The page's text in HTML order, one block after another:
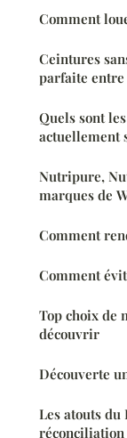
Comment
Ceintures
parfaite entre
Quels sont
actuellement
Nutripure,
marques de
Comment
Comment
Top choix de
découvrir
Découverte
Les atouts
réconciliation